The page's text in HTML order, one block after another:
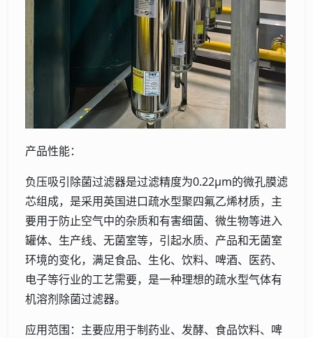
产品性能：
负压吸引除菌过滤器是过滤精度为0.22μm的微孔膜滤
芯组成，是采用英国进口疏水型聚四氟乙烯材质，主
要用于防止空气中的杂质和有害细菌、微生物等进入
罐体、生产线、无菌室等，引起水质、产品和无菌室
环境的变化，满足食品、生化、饮料、啤酒、医药、
电子等行业的工艺需要，是一种理想的疏水型气体有
机溶剂除菌过滤器。
应用范围：主要应用于制药业、发酵、食品饮料、啤